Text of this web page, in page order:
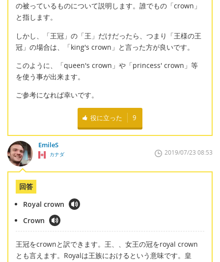
の被っているものについて説明します。誰でもの「crown」
と指します。
しかし、「王冠」の「王」だけだったら、つまり「王様の王
冠」の場合は、「king's crown」と言った方が良いです。
このように、「queen's crown」や「princess' crown」等
を使う事が出来ます。
ご参考になれば幸いです。
役に立った 9
EmileS
カナダ 2019/07/23 08:53
回答
Royal crown
Crown
王冠をcrownと訳できます。王、、女王の冠をroyal crown
とも言えます。Royalは王族におけるという意味です。皇